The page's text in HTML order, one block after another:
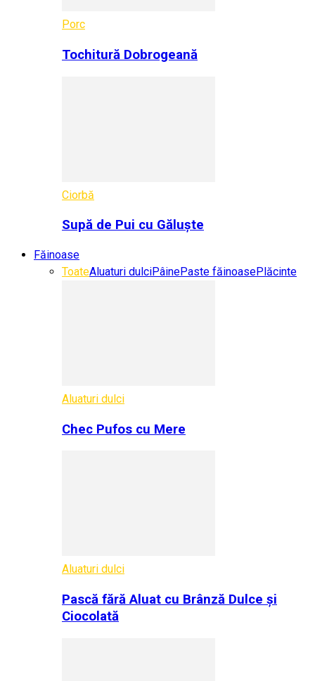
Porc
Tochitură Dobrogeană
Ciorbă
Supă de Pui cu Găluște
Făinoase
ToateAluaturi dulciPâinePaste făinoasePlăcinte
Aluaturi dulci
Chec Pufos cu Mere
Aluaturi dulci
Pască fără Aluat cu Brânză Dulce și
Ciocolată